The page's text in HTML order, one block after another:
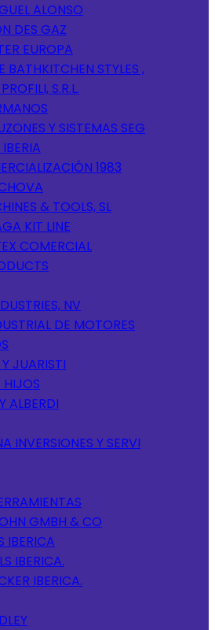
ALONSO
DES GAZ
EUROPA
BATHKITCHEN STYLES ,
S.R.L.
Y SISTEMAS SEG
1983
& TOOLS, SL
KIT LINE
COMERCIAL
NV
DE MOTORES
JUARISTI
HIJOS
ALBERDI
INVERSIONES Y SERVI
GMBH & CO
IBERICA
IBERICA.
IBERICA.